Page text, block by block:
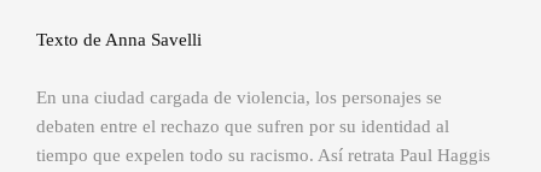
Texto de Anna Savelli
En una ciudad cargada de violencia, los personajes se
debaten entre el rechazo que sufren por su identidad al
tiempo que expelen todo su racismo. Así retrata Paul Haggis